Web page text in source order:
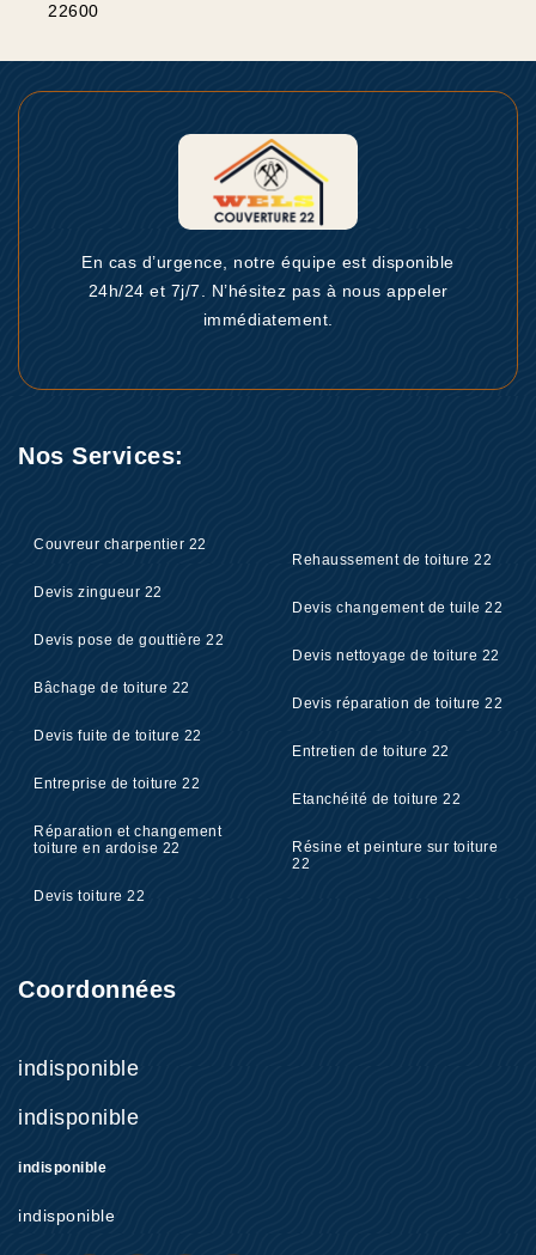
22600
En cas d’urgence, notre équipe est disponible
24h/24 et 7j/7. N’hésitez pas à nous appeler
immédiatement.
Nos Services:
Couvreur charpentier 22
Devis zingueur 22
Devis pose de gouttière 22
Bâchage de toiture 22
Devis fuite de toiture 22
Entreprise de toiture 22
Réparation et changement
toiture en ardoise 22
Devis toiture 22
Rehaussement de toiture 22
Devis changement de tuile 22
Devis nettoyage de toiture 22
Devis réparation de toiture 22
Entretien de toiture 22
Etanchéité de toiture 22
Résine et peinture sur toiture
22
Coordonnées
indisponible
indisponible
indisponible
indisponible